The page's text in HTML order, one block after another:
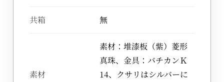
共箱 無
素材
素材：堆漆板（紫）菱形
真珠、金具：バチカンＫ
14、クサリはシルバーに